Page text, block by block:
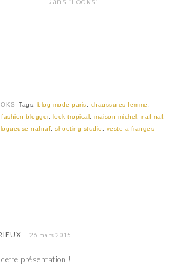
Tags: blog mode paris chaussures femme
,fashion blogger, look tropical ,maison michel naf naf
nafnaf ,shooting studio veste a franges
26 mars 2015
présentation !